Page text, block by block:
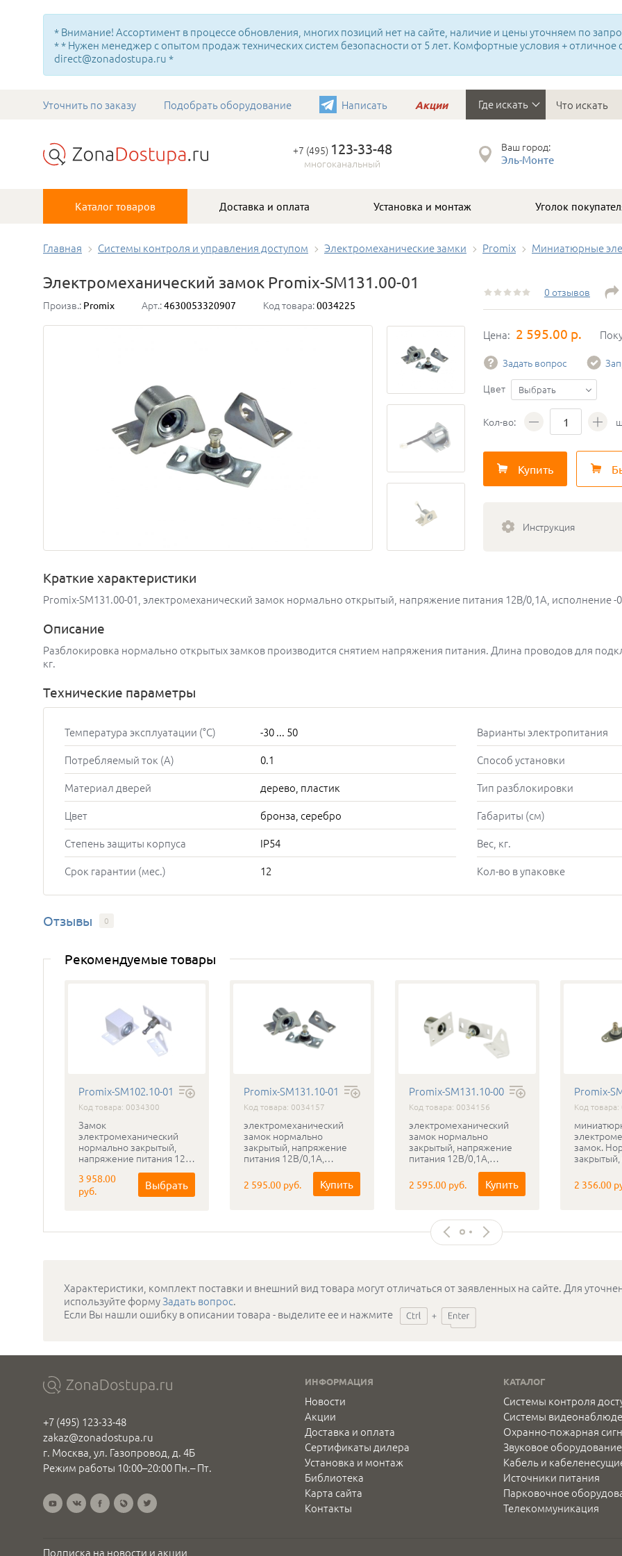
* Внимание! Ассортимент в процессе обновления, многих позиций нет на сайте, наличие и цены уточняем по
* * Нужен менеджер с опытом продаж технических систем безопасности от 5 лет. Комфортные условия +
direct@zonadostupa.ru *
Уточнить по заказу Подобрать оборудование Написать Акции Где искать
+7 (495) 123-33-48
многоканальный
Ваш город:
Эль-Монте
Каталог товаров Доставка и оплата Установка и монтаж Уголок
Главная Системы контроля и управления доступом Электромеханические замки Promix Миниатюрные
Электромеханический замок Promix-SM131.00-01
Произв.: Promix Арт.:4630053320907 Код товара:0034225
0 отзывов
Цена: 2 595.00 р.
Задать вопрос
Цвет
Выбрать
Кол-во:
Купить
Инструкция
Краткие характеристики
Promix-SM131.00-01, электромеханический замок нормально открытый, напряжение питания 12В/0,1А, исполнение -
Описание
Разблокировка нормально открытых замков производится снятием напряжения питания. Длина проводов для
кг.
Технические параметры
Температура эксплуатации (°C)
-30 ... 50
Потребляемый ток (А)
0.1
Материал дверей
дерево, пластик
Цвет
бронза, серебро
Степень защиты корпуса
IP54
Срок гарантии (мес.)
12
Варианты электропитания
Способ установки
Тип разблокировки
Габариты (см)
Вес, кг.
Кол-во в упаковке
Отзывы 0
Рекомендуемые товары
Promix-SM102.10-01
Код товара: 0034300
Замок
электромеханический
нормально закрытый,
напряжение питания 12В,
аварийное открытие
3 958.00
руб.
Выбрать
Promix-SM131.10-01
Код товара: 0034157
электромеханический
замок нормально
закрытый, напряжение
питания 12В/0,1А,
исполнение -01
2 595.00 руб. Купить
Promix-SM131.10-00
Код товара: 0034156
электромеханический
замок нормально
закрытый, напряжение
питания 12В/0,1А,
исполнение -00
2 595.00 руб. Купить
Promix-
Код
замок.
питания
2 356.00
Характеристики, комплект поставки и внешний вид товара могут отличаться от заявленных на сайте. Для
используйте формуЗадать вопрос.
Если Вы нашли ошибку в описании товара - выделите ее и нажмите
+7 (495) 123-33-48
zakaz@zonadostupa.ru
г. Москва, ул. Газопровод, д. 4Б
Режим работы 10:00–20:00 Пн.– Пт.
ИНФОРМАЦИЯ
Новости
Акции
Доставка и оплата
Сертификаты дилера
Установка и монтаж
Библиотека
Карта сайта
Контакты
КАТАЛОГ
Системы контроля
Системы
Охранно-пожарная
Звуковое оборудование
Кабель и
Источники питания
Парковочное
Телекоммуникация
Подписка на новости и акции